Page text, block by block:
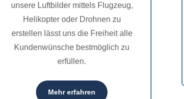
unsere Luftbilder mittels Flugzeug,
Helikopter oder Drohnen zu
erstellen lässt uns die Freiheit alle
Kundenwünsche bestmöglich zu
erfüllen.
Mehr erfahren